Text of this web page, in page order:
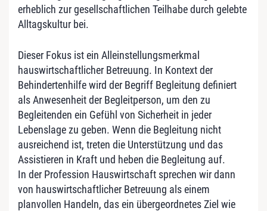
erheblich zur gesellschaftlichen Teilhabe durch gelebte
Alltagskultur bei.
Dieser Fokus ist ein Alleinstellungsmerkmal
hauswirtschaftlicher Betreuung. In Kontext der
Behindertenhilfe wird der Begriff Begleitung definiert
als Anwesenheit der Begleitperson, um den zu
Begleitenden ein Gefühl von Sicherheit in jeder
Lebenslage zu geben. Wenn die Begleitung nicht
ausreichend ist, treten die Unterstützung und das
Assistieren in Kraft und heben die Begleitung auf.
In der Profession Hauswirtschaft sprechen wir dann
von hauswirtschaftlicher Betreuung als einem
planvollen Handeln, das ein übergeordnetes Ziel wie